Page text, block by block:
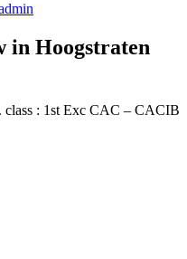
in Hoogstraten
class : 1st Exc CAC – CACIB